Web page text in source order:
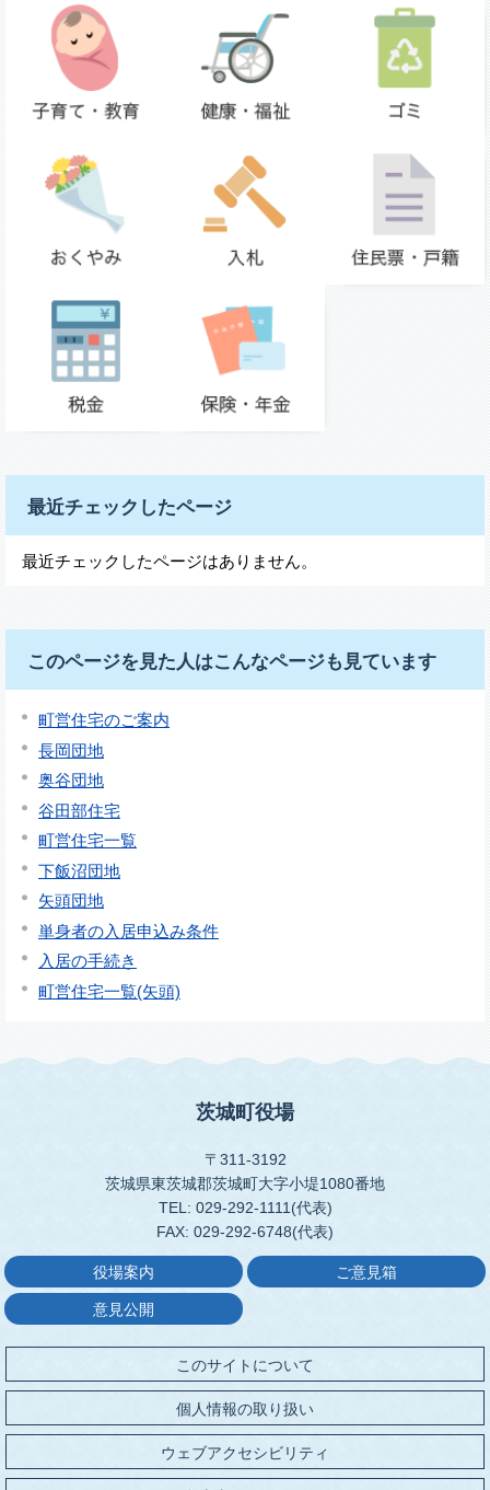
最近チェックしたページ
最近チェックしたページはありません。
このページを見た人はこんなページも見ています
町営住宅のご案内
長岡団地
奥谷団地
谷田部住宅
町営住宅一覧
下飯沼団地
矢頭団地
単身者の入居申込み条件
入居の手続き
町営住宅一覧(矢頭)
茨城町役場
〒311-3192
茨城県東茨城郡茨城町大字小堤1080番地
TEL: 029-292-1111(代表)
FAX: 029-292-6748(代表)
役場案内 ご意見箱
意見公開
このサイトについて
個人情報の取り扱い
ウェブアクセシビリティ